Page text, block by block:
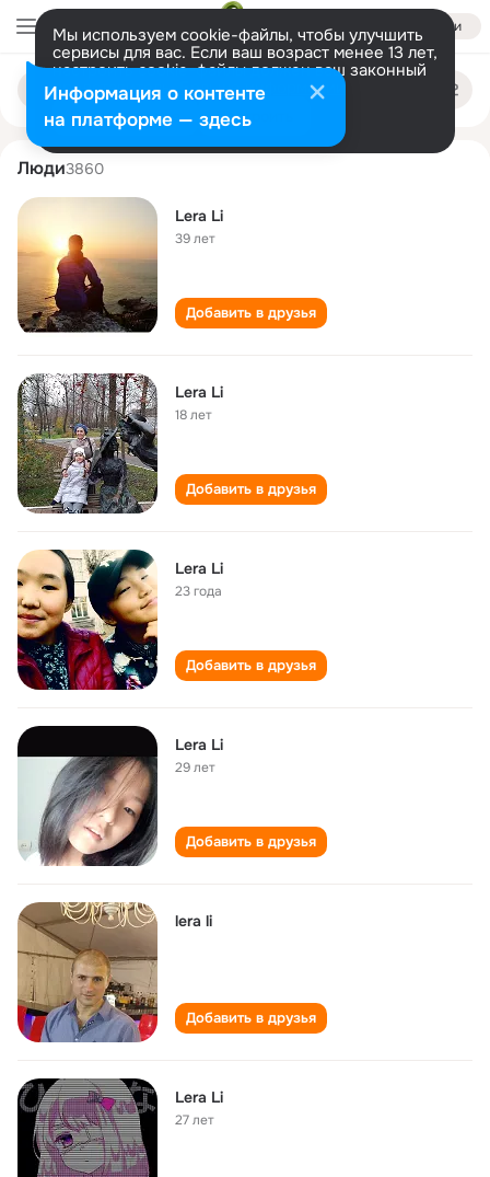
Войти
Мы используем cookie-файлы, чтобы улучшить
сервисы для вас. Если ваш возраст менее 13 лет,
настроить cookie-файлы должен ваш законный
представитель. Больше информации
Разрешить все Настроить
Поиск
людям
lera li
Люди3860
Lera Li
39 лет
Добавить в друзья
Lera Li
18 лет
Добавить в друзья
Lera Li
23 года
Добавить в друзья
Lera Li
29 лет
Добавить в друзья
lera li
Добавить в друзья
Lera Li
27 лет
Информация о контенте
на платформе — здесь